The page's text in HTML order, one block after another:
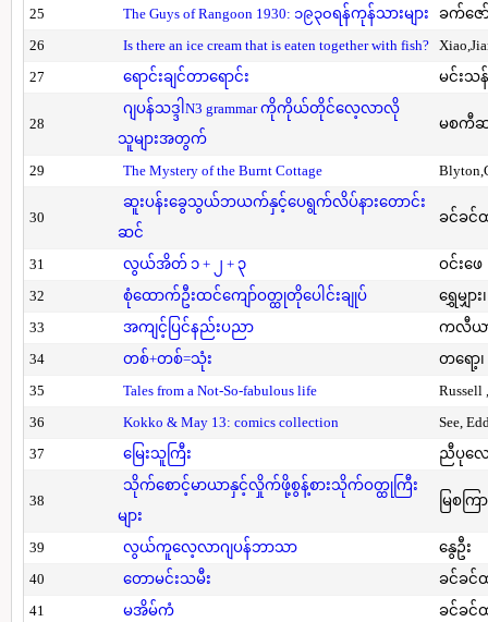
25
The Guys of Rangoon 1930: ၁၉၃၀ရန်ကုန်သားများ
ခက်ဇေ
26
Is there an ice cream that is eaten together with fish?
27
ရောင်းချင်တာရောင်း မင်းသ
28
ဂျပန်သဒ္ဒါN3 grammar ကိုကိုယ်တိုင်လေ့လာလို
သူများအတွက်
မစကီ
29 The Mystery of the Burnt Cottage
30
ဆူးပန်းခွေသွယ်ဘယက်နှင့်ပေရွက်လိပ်နားတောင်း
ဆင်
ခင်ခင်
31 လွယ်အိတ် ၁ + ၂ + ၃
ဝင်းဖေ
32
စုံထောက်ဦးထင်ကျော်ဝတ္ထုတိုပေါင်းချုပ်
ရွှေမျှား
33
အကျင့်ပြင်နည်းပညာ
ကလီယာ
34
တစ်+တစ်=သုံး
တရော့၊
35
Tales from a Not-So-fabulous life
Russell
36
Kokko & May 13: comics collection
See,
37
မြေးသူကြီး ညီပုလေ
38
သိုက်စောင့်မာယာနှင့်လှိုက်ဖို့စွန့်စားသိုက်ဝတ္ထုကြီး
များ
မြစကြာ
39 လွယ်ကူလေ့လာဂျပန်ဘာသာ
နွေဦး
40
တောမင်းသမီး
ခင်ခင်
41
မအိမ်ကံ
ခင်ခင်